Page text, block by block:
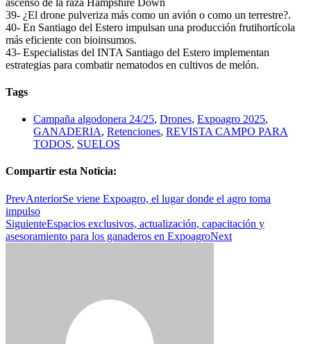
39- ¿El drone pulveriza más como un avión o como un terrestre?.
40- En Santiago del Estero impulsan una producción frutihortícola
más eficiente con bioinsumos.
43- Especialistas del INTA Santiago del Estero implementan
estrategias para combatir nematodos en cultivos de melón.
Tags
Campaña algodonera 24/25, Drones, Expoagro 2025,
GANADERIA, Retenciones, REVISTA CAMPO PARA
TODOS, SUELOS
Compartir esta Noticia:
PrevAnteriorSe viene Expoagro, el lugar donde el agro toma
impulso
SiguienteEspacios exclusivos, actualización, capacitación y
asesoramiento para los ganaderos en ExpoagroNext